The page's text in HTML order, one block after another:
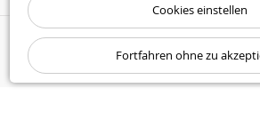
Cookies einstellen
Fortfahren ohne zu
Unsere Garantien